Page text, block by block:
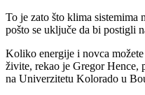
To je zato što klima sistemima
pošto se uključe da bi postigli
Koliko energije i novca
živite, rekao je Gregor Hence,
na Univerzitetu Kolorado u